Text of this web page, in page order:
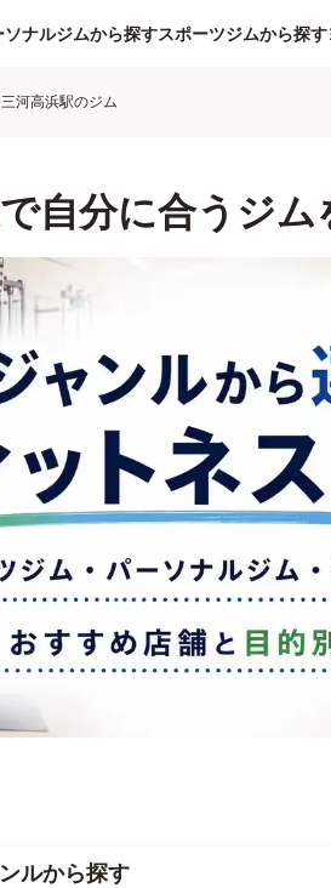
ソナルジムから探すスポーツジムから探す
三河高浜駅のジム
自分に合うジム
ルから探す